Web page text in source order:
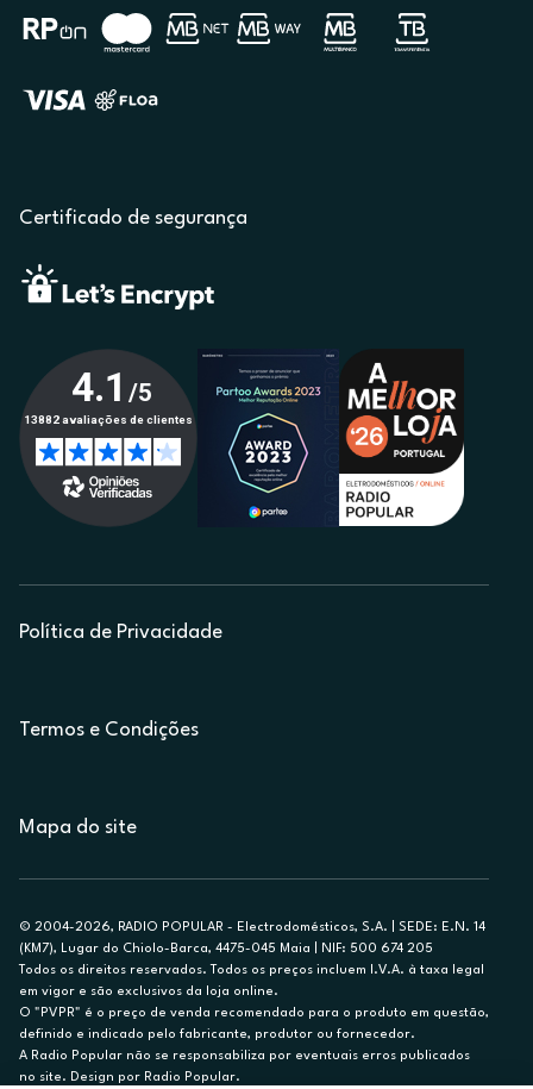
Certificado de segurança
Política de Privacidade
Termos e Condições
Mapa do site
© 2004-2026, RADIO POPULAR - Electrodomésticos, S.A. | SEDE: E.N. 14
(KM7), Lugar do Chiolo-Barca, 4475-045 Maia | NIF: 500 674 205
Todos os direitos reservados. Todos os preços incluem I.V.A. à taxa legal
em vigor e são exclusivos da loja online.
O "PVPR" é o preço de venda recomendado para o produto em questão,
definido e indicado pelo fabricante, produtor ou fornecedor.
A Radio Popular não se responsabiliza por eventuais erros publicados
no site. Design por Radio Popular.